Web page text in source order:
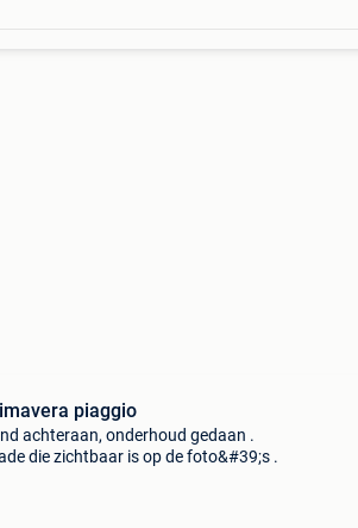
piaggio
achteraan, onderhoud gedaan .
die zichtbaar is op de foto&#39;s .